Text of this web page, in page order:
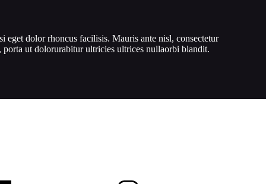
eget dolor rhoncus facilisis. Mauris ante nisl, consectetur
porta ut dolorurabitur ultricies ultrices nullaorbi blandit.